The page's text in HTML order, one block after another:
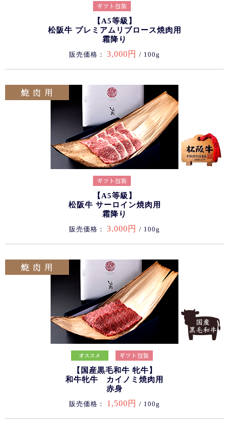
【A5等級】
松阪牛 プレミアムリブロース焼肉用
霜降り
販売価格： 3,000円 / 100g
【A5等級】
松阪牛 サーロイン焼肉用
霜降り
販売価格： 3,000円 / 100g
【国産黒毛和牛 牝牛】
和牛牝牛 カイノミ焼肉用
赤身
販売価格： 1,500円 / 100g